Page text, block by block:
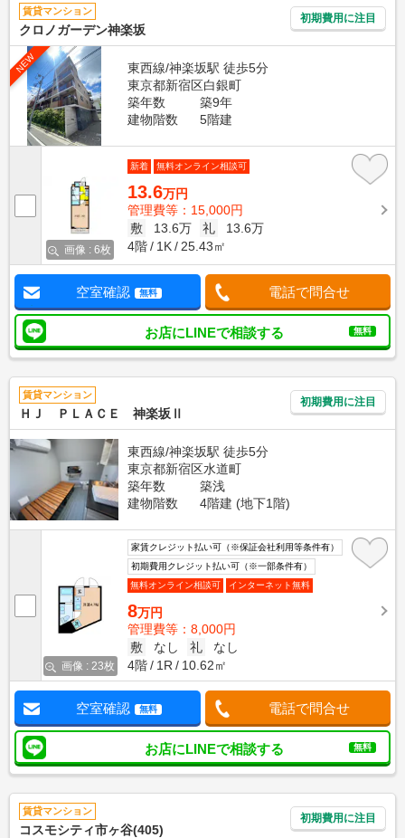
賃貸マンション
クロノガーデン神楽坂
初期費用に注目
NEW
東西線/神楽坂駅 徒歩5分
東京都新宿区白銀町
築年数
築9年
建物階数
5階建
画像 : 6枚
新着 無料オンライン相談可
13.6万円
管理費等：15,000円
敷
13.6万 礼
13.6万
4階
1K 25.43㎡
空室確認 無料 電話で問合せ
お店にLINEで相談する 無料
賃貸マンション
ＨＪ ＰＬＡＣＥ 神楽坂Ⅱ
初期費用に注目
東西線/神楽坂駅 徒歩5分
東京都新宿区水道町
築年数
築浅
建物階数
4階建 (地下1階)
画像 : 23枚
家賃クレジット払い可（※保証会社利用等条件有）
初期費用クレジット払い可（※一部条件有）
無料オンライン相談可
インターネット無料
8万円
管理費等：8,000円
敷
なし 礼
なし
4階
1R 10.62㎡
空室確認 無料 電話で問合せ
お店にLINEで相談する 無料
賃貸マンション
コスモシティ市ヶ谷(405)
初期費用に注目